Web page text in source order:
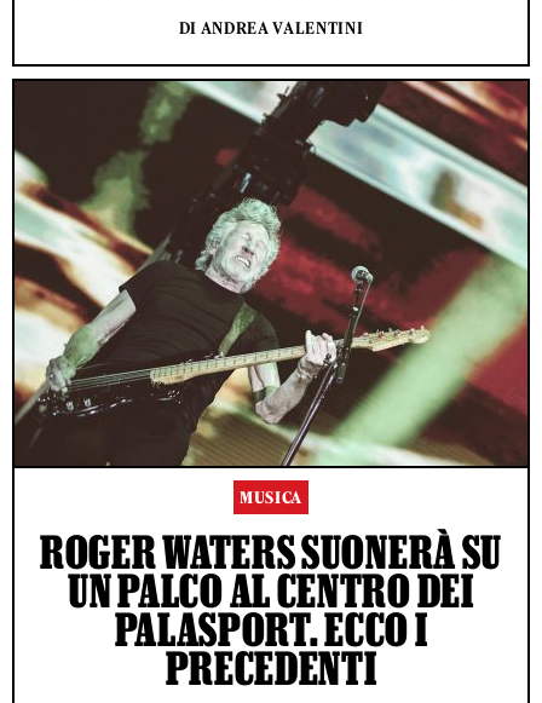
DI ANDREA VALENTINI
MUSICA
ROGER WATERS SUONERÀ SU
UN PALCO AL CENTRO DEI
PALASPORT. ECCO I
PRECEDENTI